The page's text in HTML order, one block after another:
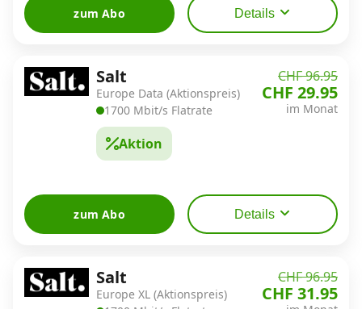
zum Abo Details
Salt
Europe Data (Aktionspreis)
1700 Mbit/s Flatrate
Aktion
CHF 96.95
CHF 29.95
im Monat
zum Abo Details
Salt
Europe XL (Aktionspreis)
CHF 96.95
CHF 31.95